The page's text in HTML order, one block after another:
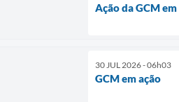
Ação da GCM
30 JUL 2026 - 06h03
GCM em ação